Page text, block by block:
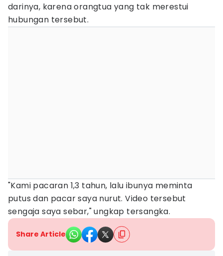
darinya, karena orangtua yang tak merestui
hubungan tersebut.
"Kami pacaran 1,3 tahun, lalu ibunya meminta
putus dan pacar saya nurut. Video tersebut
sengaja saya sebar," ungkap tersangka.
Share Article